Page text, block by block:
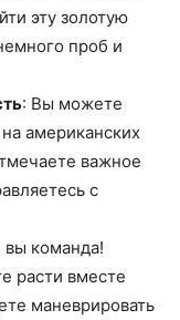
эту золотую
проб и
: Вы можете
американских
важное
с
команда!
расти вместе
маневрировать